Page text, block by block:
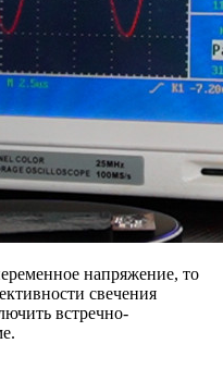
напряжение, то
свечения
встречно-